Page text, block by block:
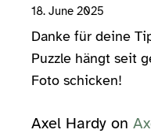
18. June 2025
Danke für deine
Puzzle hängt seit
Foto schicken!
Axel Hardy on